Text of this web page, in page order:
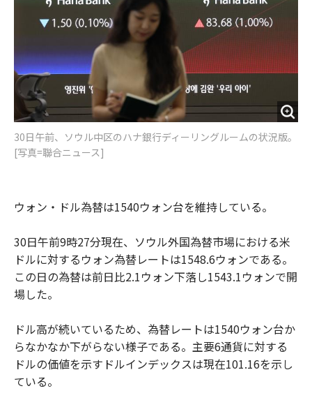
30日午前、ソウル中区のハナ銀行ディーリングルームの状況版。
[写真=聯合ニュース]
ウォン・ドル為替は1540ウォン台を維持している。
30日午前9時27分現在、ソウル外国為替市場における米
ドルに対するウォン為替レートは1548.6ウォンである。
この日の為替は前日比2.1ウォン下落し1543.1ウォンで開
場した。
ドル高が続いているため、為替レートは1540ウォン台か
らなかなか下がらない様子である。主要6通貨に対する
ドルの価値を示すドルインデックスは現在101.16を示し
ている。